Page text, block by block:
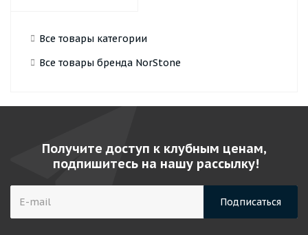
Все товары категории
Все товары бренда NorStone
Получите доступ к клубным ценам,
подпишитесь на нашу рассылку!